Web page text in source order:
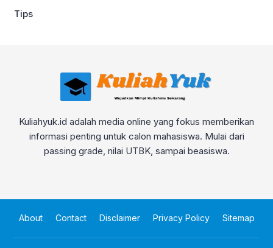
Tips
Kuliahyuk.id adalah media online yang fokus memberikan
informasi penting untuk calon mahasiswa. Mulai dari
passing grade, nilai UTBK, sampai beasiswa.
About Contact Disclaimer Privacy Policy Sitemap